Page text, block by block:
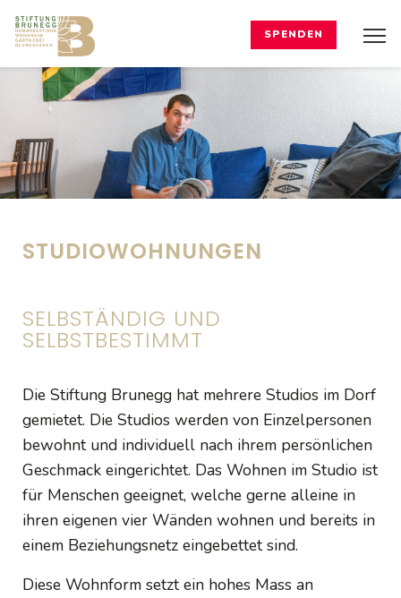
SPENDEN
STUDIOWOHNUNGEN
SELBSTÄNDIG UND
SELBSTBESTIMMT
Die Stiftung Brunegg hat mehrere Studios im Dorf
gemietet. Die Studios werden von Einzelpersonen
bewohnt und individuell nach ihrem persönlichen
Geschmack eingerichtet. Das Wohnen im Studio ist
für Menschen geeignet, welche gerne alleine in
ihren eigenen vier Wänden wohnen und bereits in
einem Beziehungsnetz eingebettet sind.
Diese Wohnform setzt ein hohes Mass an